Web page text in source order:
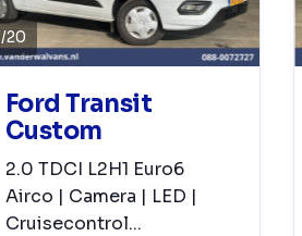
/20
Ford Transit
Custom
2.0 TDCI L2H1 Euro6
Airco | Camera | LED |
Cruisecontrol...